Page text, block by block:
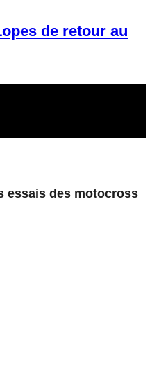
de retour au
essais des motocross